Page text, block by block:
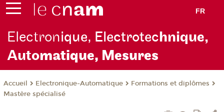
FR
Electronique, Electrotechnique,
Automatique, Mesures
Accueil Electronique-Automatique
Formations et diplômes
Mastère spécialisé